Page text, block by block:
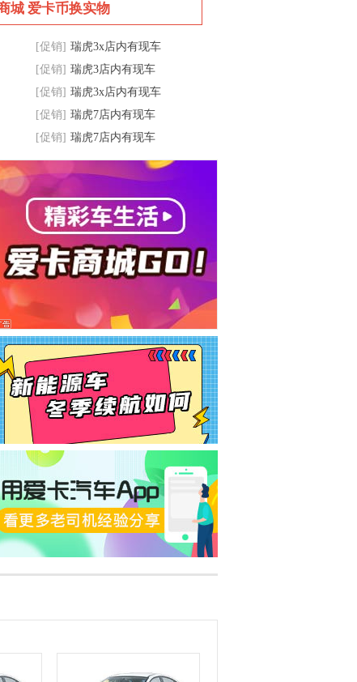
城 爱卡币换实物
[促销] 瑞虎3x店内有现车
[促销] 瑞虎3店内有现车
[促销] 瑞虎3x店内有现车
[促销] 瑞虎7店内有现车
[促销] 瑞虎7店内有现车